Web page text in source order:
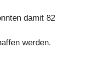
damit 82
werden.